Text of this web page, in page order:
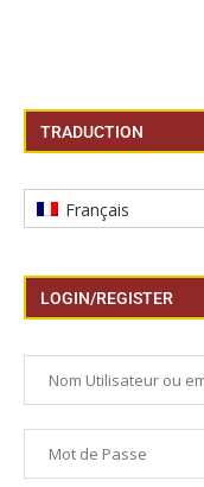
TRADUCTION
Français
LOGIN/REGISTER